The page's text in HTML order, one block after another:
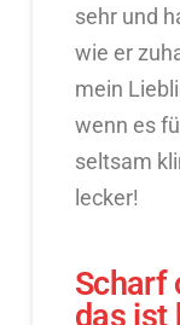
sehr und
wie er
mein
wenn es
seltsam
lecker!
Scharf
das ist